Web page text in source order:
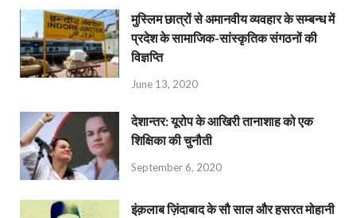
मुस्लिम छात्रों से अमानवीय व्यवहार के सम्बन्ध में
प्रदेश के सामाजिक-सांस्कृतिक संगठनों की
विज्ञप्ति
June 13, 2020
देशान्‍तर: यूरोप के आखिरी तानाशाह को एक
शिक्षिका की चुनौती
September 6, 2020
इंक़लाब ज़िंदाबाद के सौ साल और हसरत मोहानी